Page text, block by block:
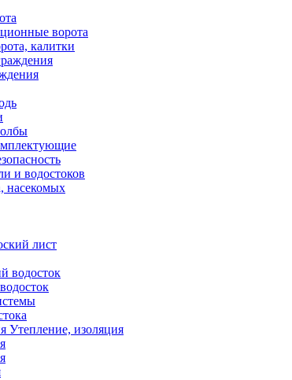
ворота
калитки
и водостоков
насекомых
лист
водосток
Утепление, изоляция